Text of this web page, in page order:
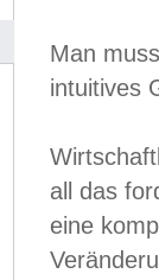
Man
intuitives
all das
eine